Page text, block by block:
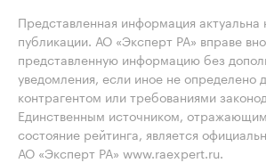
Представленная информация актуальна
публикации. АО «Эксперт РА» вправе
представленную информацию без
уведомления, если иное не определено
контрагентом или требованиями
Единственным источником,
состояние рейтинга, является
АО «Эксперт РА» www.raexpert.ru.